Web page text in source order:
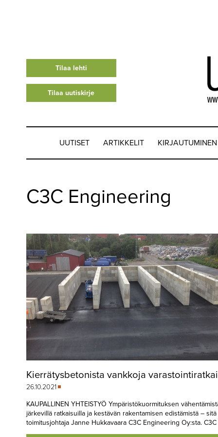
Tilaa lehti
Tilaa uutiskirje
UUTISET ARTIKKELIT KIRJAUTUMINEN
ARTIKKELIT
ARKISTO
TILAUSASIAT
MEDIATIEDOT
TIETOA
LEHDESTÄ
TAPAHTUMAT
YHTEYSTIEDOT
C3C Engineering
Kierrätysbetonista vankkoja
26.10.2021
KAUPALLINEN YHTEISTYÖ Ympäristökuormituksen
järkevillä ratkaisuilla ja kestävän rakentamisen edistämistä – sitä
toimitusjohtaja Janne Hukkavaara C3C Engineering Oy:sta.